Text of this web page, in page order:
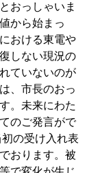
おっしゃいま
から始まっ
おける東電や
しない現況の
ていないのが
、市長のおっ
。未来にわた
のご発言がで
の受け入れ表
おります。被